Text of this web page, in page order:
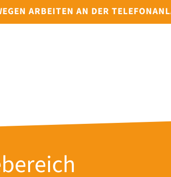
ARBEITEN AN DER